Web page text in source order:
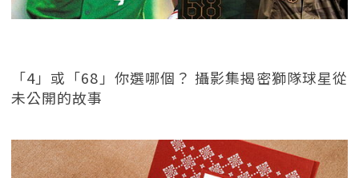
「4」或「68」你選哪個？ 攝影集揭密獅隊球星從
未公開的故事